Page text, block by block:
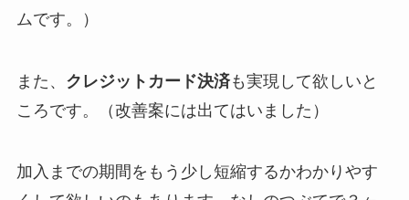
ムです。）
また、 クレジットカード決済も実現して欲しいと
ころです。（改善案には出てはいました）
加入までの期間をもう少し短縮するかわかりやす